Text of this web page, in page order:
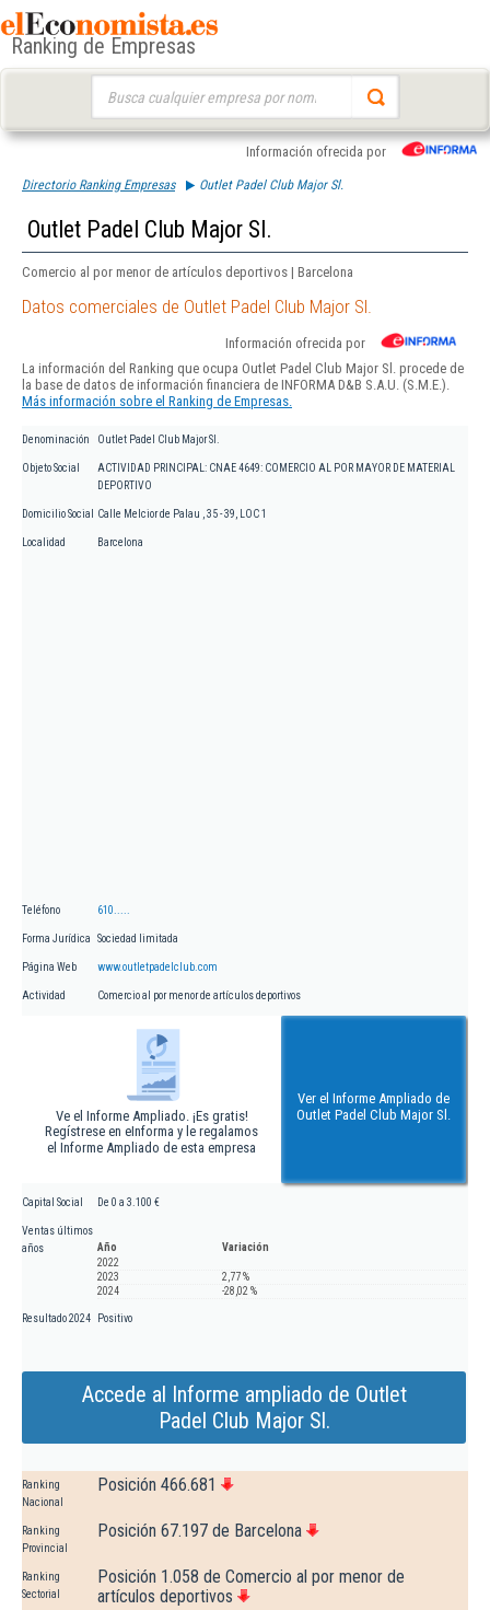
Ranking de Empresas
Información ofrecida por
Directorio Ranking Empresas Outlet Padel Club Major Sl.
Outlet Padel Club Major Sl.
Comercio al por menor de artículos deportivos | Barcelona
Datos comerciales de Outlet Padel Club Major Sl.
Información ofrecida por
La información del Ranking que ocupa Outlet Padel Club Major Sl. procede de
la base de datos de información financiera de INFORMA D&B S.A.U. (S.M.E.).
Más información sobre el Ranking de Empresas.
Denominación Outlet Padel Club Major Sl.
Objeto Social
ACTIVIDAD PRINCIPAL: CNAE 4649: COMERCIO AL POR MAYOR DE MATERIAL
DEPORTIVO
Domicilio Social Calle Melcior de Palau , 35 - 39, LOC 1
Localidad Barcelona
Teléfono 610.....
Forma Jurídica Sociedad limitada
Página Web www.outletpadelclub.com
Actividad Comercio al por menor de artículos deportivos
Ve el Informe Ampliado. ¡Es gratis!
Regístrese en eInforma y le regalamos
el Informe Ampliado de esta empresa
Ver el Informe Ampliado de
Outlet Padel Club Major Sl.
Capital Social De 0 a 3.100 €
Ventas últimos
años
Año
Variación
2022
2023
2,77 %
2024
-28,02 %
Resultado 2024 Positivo
Accede al Informe ampliado de Outlet
Padel Club Major Sl.
Ranking
Nacional
Posición 466.681
Ranking
Provincial
Posición 67.197 de Barcelona
Ranking
Sectorial
Posición 1.058 de Comercio al por menor de
artículos deportivos